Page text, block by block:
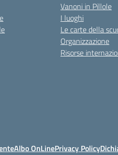
Vanoni in Pillole
I luoghi
Le carte della
Organizzazione
Risorse
Albo OnLinePrivacy Policy